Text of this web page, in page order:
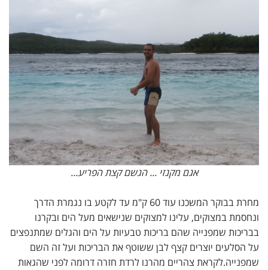
אגם מקנזי ... הגשם קצת הפריע...
מחרת בבוקר המשכנו עוד 60 ק"מ עד לקטע בו נגמרת הדרך
ונחסמת במצוקים, עלינו למצוקים שנישאים מעל הים ובקרנו
בבריכות שמפנייה שהם בריכות טבעיות על הים והגלים שמתנפצים
על הסלעים יוצרים קצף לבן ששוטף את הבריכות ועל זה השם
שמפנייה.לקראת צהריים מהרנו לרדת חזרה דרומה לפני שהגאות